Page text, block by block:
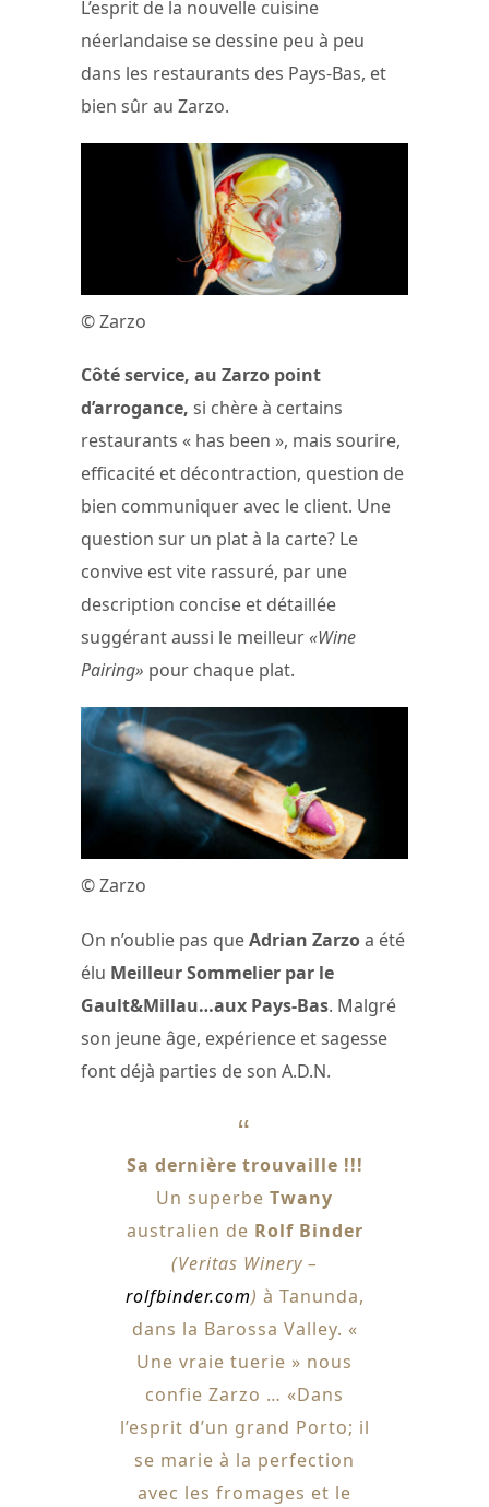
L’esprit de la nouvelle cuisine
néerlandaise se dessine peu à peu
dans les restaurants des Pays-Bas, et
bien sûr au Zarzo.
© Zarzo
Côté service, au Zarzo point
d’arrogance, si chère à certains
restaurants « has been », mais sourire,
efficacité et décontraction, question de
bien communiquer avec le client. Une
question sur un plat à la carte? Le
convive est vite rassuré, par une
description concise et détaillée
suggérant aussi le meilleur«Wine
Pairing» pour chaque plat.
© Zarzo
On n’oublie pas queAdrian Zarzoa été
élu Meilleur Sommelier par le
Gault&Millau…aux Pays-Bas. Malgré
son jeune âge, expérience et sagesse
font déjà parties de son A.D.N.
Sa dernière trouvaille !!!
Un superbe Twany
australien de Rolf Binder
(Veritas Winery –
rolfbinder.com) à Tanunda,
dans la Barossa Valley. «
Une vraie tuerie » nous
confie Zarzo … «Dans
l’esprit d’un grand Porto; il
se marie à la perfection
avec les fromages et le